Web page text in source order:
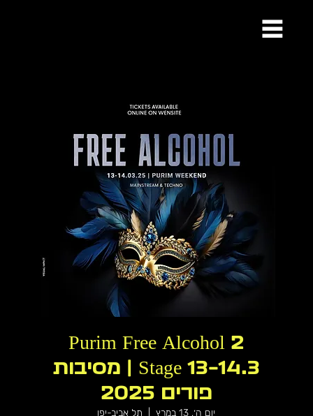
Purim Free Alcohol 2
Stage 13-14.3 | מסיבות
פורים 2025
יום ה׳, 13 במרץ
  |
תל אביב-יפו